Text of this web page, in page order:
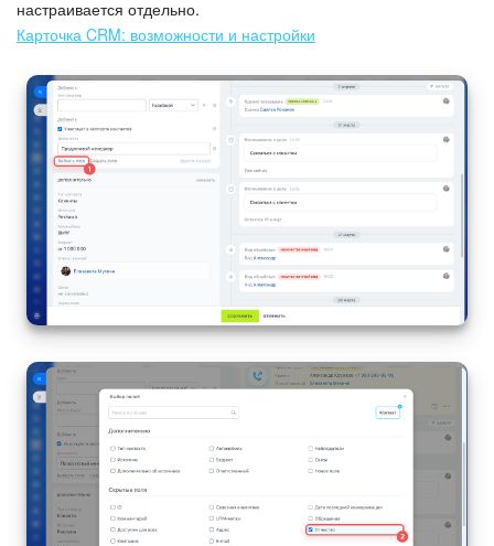
настраивается отдельно.
Карточка CRM: возможности и настройки